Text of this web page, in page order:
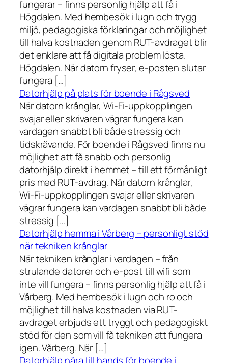
fungerar – finns personlig hjälp att få i
Högdalen. Med hembesök i lugn och trygg
miljö, pedagogiska förklaringar och möjlighet
till halva kostnaden genom RUT-avdraget blir
det enklare att få digitala problem lösta.
Högdalen. När datorn fryser, e-posten slutar
fungera […]
Datorhjälp på plats för boende i Rågsved
När datorn krånglar, Wi-Fi-uppkopplingen
svajar eller skrivaren vägrar fungera kan
vardagen snabbt bli både stressig och
tidskrävande. För boende i Rågsved finns nu
möjlighet att få snabb och personlig
datorhjälp direkt i hemmet – till ett förmånligt
pris med RUT-avdrag. När datorn krånglar,
Wi-Fi-uppkopplingen svajar eller skrivaren
vägrar fungera kan vardagen snabbt bli både
stressig […]
Datorhjälp hemma i Vårberg – personligt stöd
när tekniken krånglar
När tekniken krånglar i vardagen – från
strulande datorer och e-post till wifi som
inte vill fungera – finns personlig hjälp att få i
Vårberg. Med hembesök i lugn och ro och
möjlighet till halva kostnaden via RUT-
avdraget erbjuds ett tryggt och pedagogiskt
stöd för den som vill få tekniken att fungera
igen. Vårberg. När […]